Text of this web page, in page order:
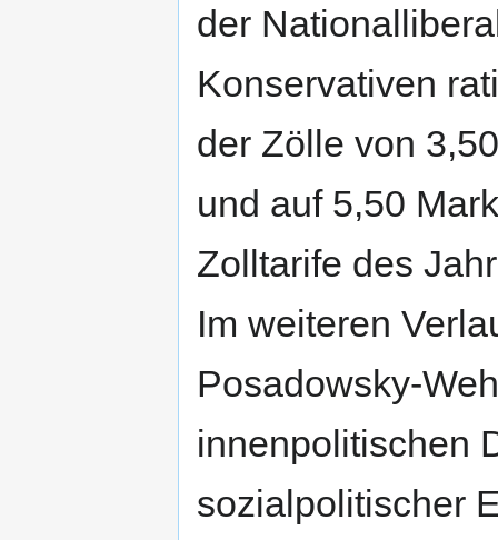
der
Konservativen
der Zölle von
und auf 5,50
Zolltarife des
Im weiteren
Posadowsky-
innenpolitischen
sozialpolitischer